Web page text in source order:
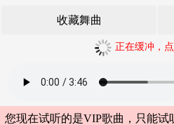
收藏舞曲
正在缓冲，
您现在试听的是VIP歌曲，只能试